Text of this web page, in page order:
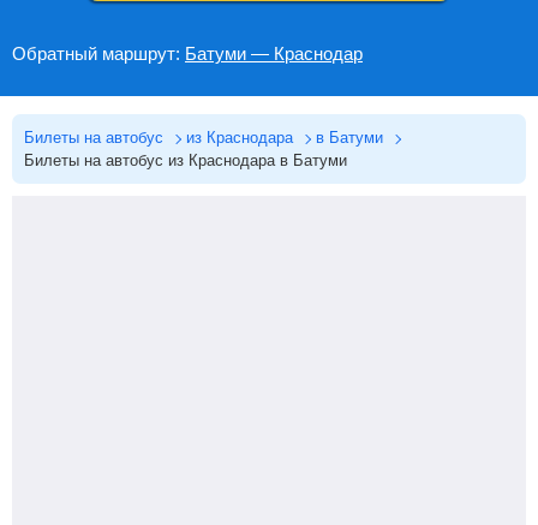
Обратный маршрут: Батуми — Краснодар
Билеты на автобус из Краснодара
в Батуми
Билеты на автобус из Краснодара в Батуми